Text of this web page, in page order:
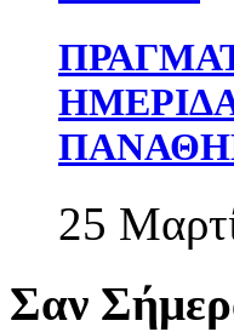
25
Σαν